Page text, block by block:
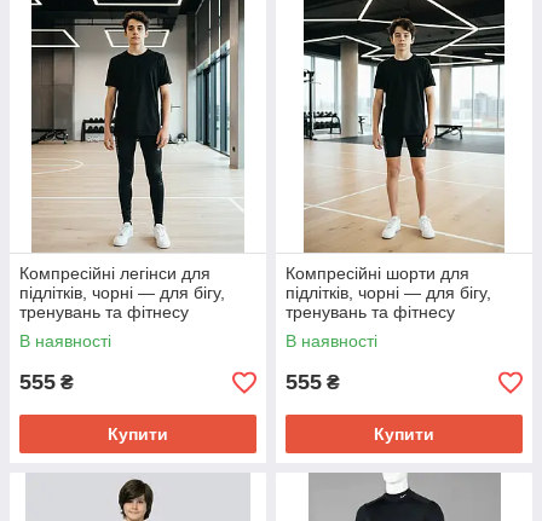
Компресійні легінси для
підлітків, чорні — для бігу,
тренувань та фітнесу
В наявності
555 ₴
Купити
Компресійні шорти для
підлітків, чорні — для бігу,
тренувань та фітнесу
В наявності
555 ₴
Купити